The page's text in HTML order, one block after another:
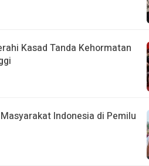
Kasad Tanda Kehormatan
Indonesia di Pemilu